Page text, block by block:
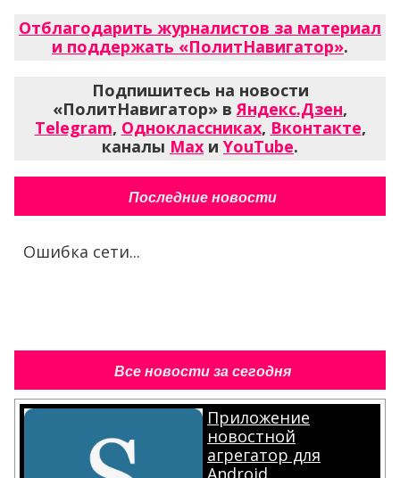
Отблагодарить журналистов за материал
и поддержать «ПолитНавигатор».
Подпишитесь на новости
«ПолитНавигатор» вЯндекс.Дзен,
Telegram, Одноклассниках, Вконтакте,
каналы Max и YouTube.
Последние новости
Ошибка сети...
Все новости за сегодня
Приложение
новостной
агрегатор для
Android